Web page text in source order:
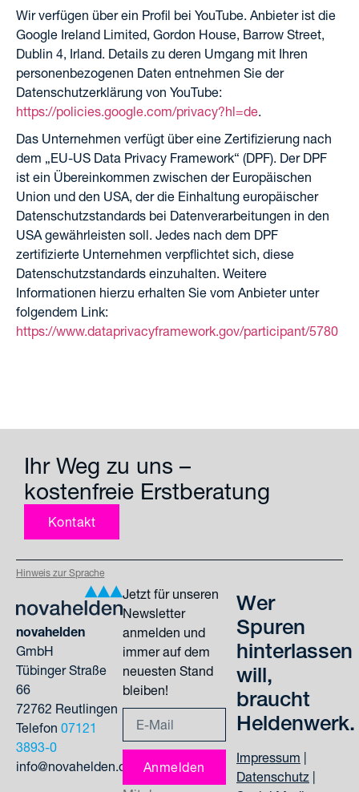
Wir verfügen über ein Profil bei YouTube. Anbieter ist die
Google Ireland Limited, Gordon House, Barrow Street,
Dublin 4, Irland. Details zu deren Umgang mit Ihren
personenbezogenen Daten entnehmen Sie der
Datenschutzerklärung von YouTube:
https://policies.google.com/privacy?hl=de.
Das Unternehmen verfügt über eine Zertifizierung nach
dem „EU-US Data Privacy Framework“ (DPF). Der DPF
ist ein Übereinkommen zwischen der Europäischen
Union und den USA, der die Einhaltung europäischer
Datenschutzstandards bei Datenverarbeitungen in den
USA gewährleisten soll. Jedes nach dem DPF
zertifizierte Unternehmen verpflichtet sich, diese
Datenschutzstandards einzuhalten. Weitere
Informationen hierzu erhalten Sie vom Anbieter unter
folgendem Link:
https://www.dataprivacyframework.gov/participant/5780
Ihr Weg zu uns –
kostenfreie Erstberatung
Kontakt
Hinweis zur Sprache
novahelden
GmbH
Tübinger Straße
66
72762 Reutlingen
Telefon 07121
3893-0
info@novahelden.de
Jetzt für unseren
Newsletter
anmelden und
immer auf dem
neuesten Stand
bleiben!
Anmelden
Wer
Spuren
hinterlassen
will,
braucht
Heldenwerk.
Impressum
Datenschutz